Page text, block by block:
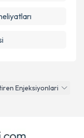
Enjeksiyonlari